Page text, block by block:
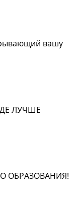
вашу
ЛУЧШЕ
ОБРАЗОВАНИЯ!